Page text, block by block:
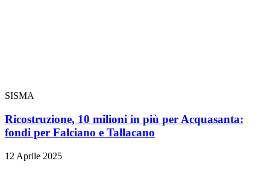
SISMA
Ricostruzione, 10 milioni in più per Acquasanta:
fondi per Falciano e Tallacano
12 Aprile 2025